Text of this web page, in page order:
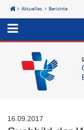
Start
Aktuelles Berichte
16.09.2017